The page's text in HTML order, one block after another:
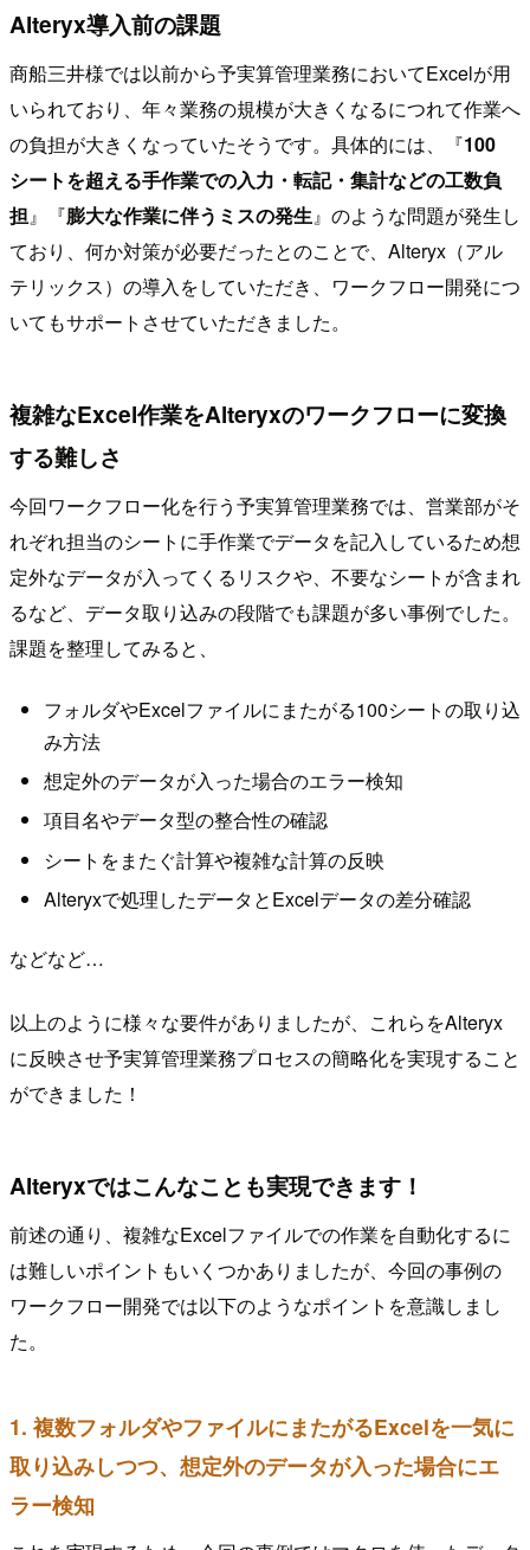
Alteryx導入前の課題
商船三井様では以前から予実算管理業務においてExcelが用
いられており、年々業務の規模が大きくなるにつれて作業へ
の負担が大きくなっていたそうです。具体的には、『100
シートを超える手作業での入力・転記・集計などの工数負
担』『膨大な作業に伴うミスの発生』のような問題が発生し
ており、何か対策が必要だったとのことで、Alteryx（アル
テリックス）の導入をしていただき、ワークフロー開発につ
いてもサポートさせていただきました。
複雑なExcel作業をAlteryxのワークフローに変換
する難しさ
今回ワークフロー化を行う予実算管理業務では、営業部がそ
れぞれ担当のシートに手作業でデータを記入しているため想
定外なデータが入ってくるリスクや、不要なシートが含まれ
るなど、データ取り込みの段階でも課題が多い事例でした。
課題を整理してみると、
フォルダやExcelファイルにまたがる100シートの取り込
み方法
想定外のデータが入った場合のエラー検知
項目名やデータ型の整合性の確認
シートをまたぐ計算や複雑な計算の反映
Alteryxで処理したデータとExcelデータの差分確認
などなど…
以上のように様々な要件がありましたが、これらをAlteryx
に反映させ予実算管理業務プロセスの簡略化を実現すること
ができました！
Alteryxではこんなことも実現できます！
前述の通り、複雑なExcelファイルでの作業を自動化するに
は難しいポイントもいくつかありましたが、今回の事例の
ワークフロー開発では以下のようなポイントを意識しまし
た。
1. 複数フォルダやファイルにまたがるExcelを一気に
取り込みしつつ、想定外のデータが入った場合にエ
ラー検知